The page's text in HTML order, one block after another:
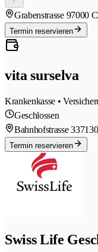
Grabenstrasse 97000
Termin reservieren
vita surselva
Krankenkasse •
Geschlossen
Bahnhofstrasse 33
Termin reservieren
Swiss Life